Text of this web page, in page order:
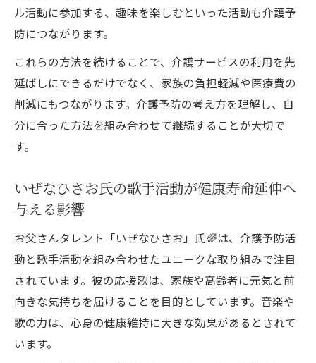
ル活動に参加する、趣味を楽しむといった活動も介護予
防につながります。
これらの方法を続けることで、介護サービスの利用を先
延ばしにできるだけでなく、家族の負担軽減や医療費の
削減にもつながります。介護予防の考え方を理解し、自
分に合った方法を組み合わせて継続することが大切で
す。
いぜなひさお氏の歌手活動が健康寿命延伸へ
与える影響
お父さんタレント「いぜなひさお」氏🌈は、介護予防活
動と歌手活動を組み合わせたユニークな取り組みで注目
されています。彼の応援歌は、家族や高齢者に元気と前
向きな気持ちを届けることを目的としています。音楽や
歌の力は、心身の健康維持に大きな効果があるとされて
います。